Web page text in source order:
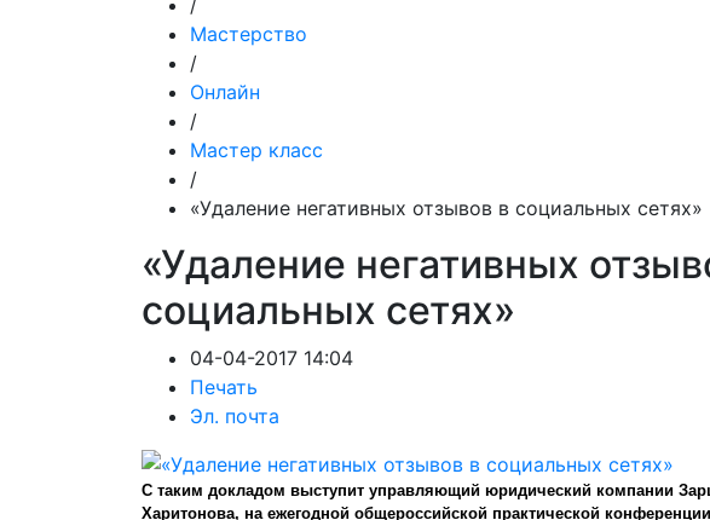
/
Мастерство
/
Онлайн
/
Мастер класс
/
«Удаление негативных отзывов в социальных сетях»
«Удаление негативных
социальных сетях»
04-04-2017 14:04
Печать
Эл. почта
С таким докладом выступит управляющий юридический компании
Харитонова, на ежегодной общероссийской практической